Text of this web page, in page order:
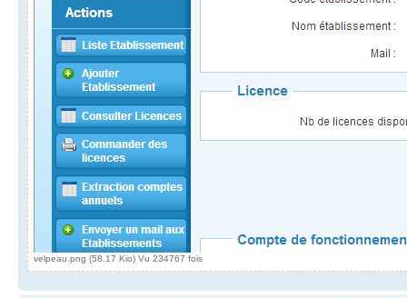
velpeau.png (58.17 Kio) Vu 234767 fois